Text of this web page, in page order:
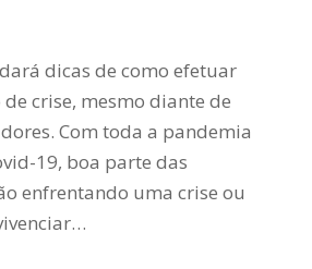
dicas de como efetuar
crise, mesmo diante de
Com toda a pandemia
19, boa parte das
enfrentando uma crise ou